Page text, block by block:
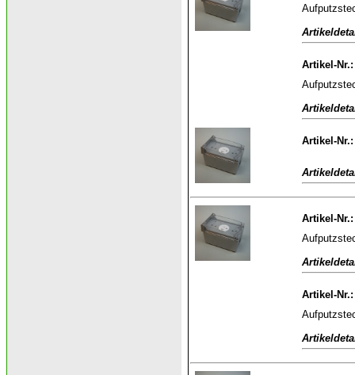
Artikel-Nr.:
Artikel-Nr.:
Artikel-Nr.:
Artikel-Nr.: